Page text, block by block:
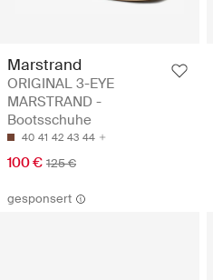
Marstrand
ORIGINAL 3-EYE
MARSTRAND -
Bootsschuhe
40 41 42 43 44
100 € 125 €
gesponsert